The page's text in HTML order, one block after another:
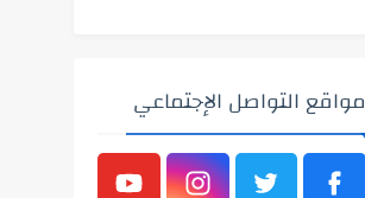
مواقع التواصل الإجتماعي